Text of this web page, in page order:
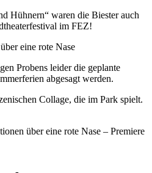
Hühnern“ waren die Biester auch
im FEZ!
rote Nase
Probens leider die geplante
abgesagt werden.
Collage, die im Park spielt.
über eine rote Nase – Premiere